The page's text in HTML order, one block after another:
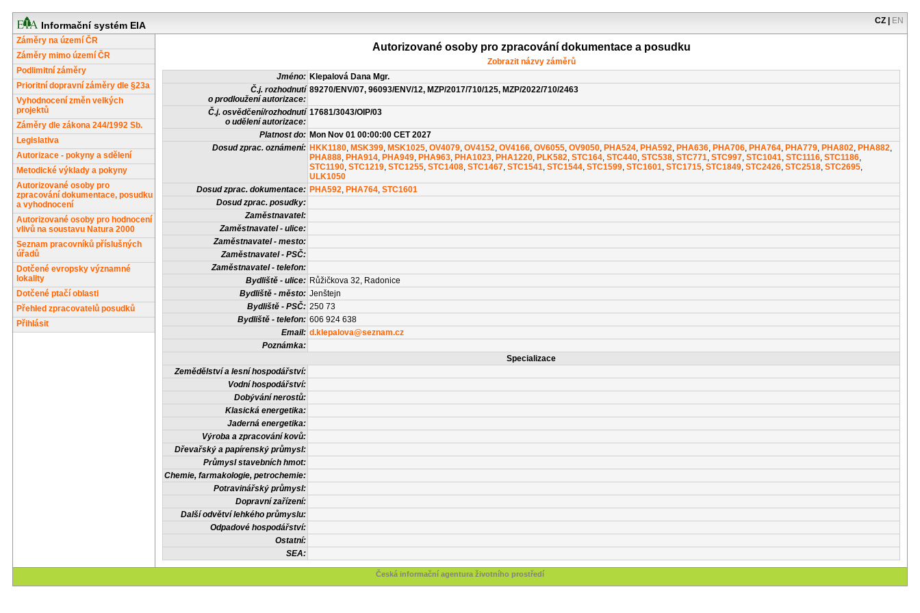
Informační systém EIA CZ EN
Záměry na území ČR
Záměry mimo území ČR
Podlimitní záměry
Prioritní dopravní záměry dle §23a
Vyhodnocení změn velkých
projektů
Záměry dle zákona 244/1992 Sb.
Legislativa
Autorizace - pokyny a sdělení
Metodické výklady a pokyny
Autorizované osoby pro
zpracování dokumentace, posudku
a vyhodnocení
Autorizované osoby pro hodnocení
vlivů na soustavu Natura 2000
Seznam pracovníků příslušných
úřadů
Dotčené evropsky významné
lokality
Dotčené ptačí oblasti
Přehled zpracovatelů posudků
Přihlásit
Autorizované osoby pro zpracování dokumentace a posudku
Zobrazit názvy záměrů
Jméno: Klepalová Dana Mgr.
Č.j. rozhodnutí
o prodloužení autorizace:
89270/ENV/07, 96093/ENV/12, MZP/2017/710/125, MZP/2022/710/2463
Č.j. osvědčení/rozhodnutí
o udělení autorizace:
17681/3043/OIP/03
Platnost do: Mon Nov 01 00:00:00 CET 2027
Dosud zprac. oznámení: HKK1180, MSK399, MSK1025, OV4079, OV4152, OV4166, OV6055, OV9050, PHA524, PHA592, PHA636, PHA706, PHA764, PHA779, PHA802, PHA882,
PHA888, PHA914, PHA949, PHA963, PHA1023, PHA1220, PLK582, STC164, STC440, STC538, STC771, STC997, STC1041, STC1116, STC1186,
STC1190, STC1219, STC1255, STC1408, STC1467, STC1541, STC1544, STC1599, STC1601, STC1715, STC1849, STC2426, STC2518, STC2695,
ULK1050
Dosud zprac. dokumentace: PHA592, PHA764, STC1601
Dosud zprac. posudky:
Zaměstnavatel:
Zaměstnavatel - ulice:
Zaměstnavatel - mesto:
Zaměstnavatel - PSČ:
Zaměstnavatel - telefon:
Bydliště - ulice: Růžičkova 32, Radonice
Bydliště - město: Jenštejn
Bydliště - PSČ: 250 73
Bydliště - telefon: 606 924 638
Email: d.klepalova@seznam.cz
Poznámka:
Specializace
Zemědělství a lesní hospodářství:
Vodní hospodářství:
Dobývání nerostů:
Klasická energetika:
Jaderná energetika:
Výroba a zpracování kovů:
Dřevařský a papírenský průmysl:
Průmysl stavebních hmot:
Chemie, farmakologie, petrochemie:
Potravinářský průmysl:
Dopravní zařízení:
Další odvětví lehkého průmyslu:
Odpadové hospodářství:
Ostatní:
SEA:
Česká informační agentura životního prostředí